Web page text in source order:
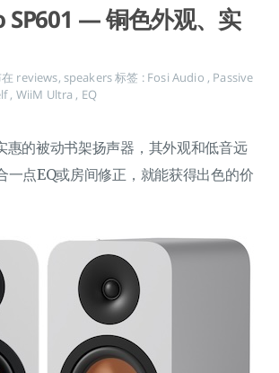
SP601 — 铜色外观、实
reviews, speakers标签 : Fosi Audio , Passive
, WiiM Ultra , EQ
惠的被动书架扬声器，其外观和低音远
点EQ或房间修正，就能获得出色的价